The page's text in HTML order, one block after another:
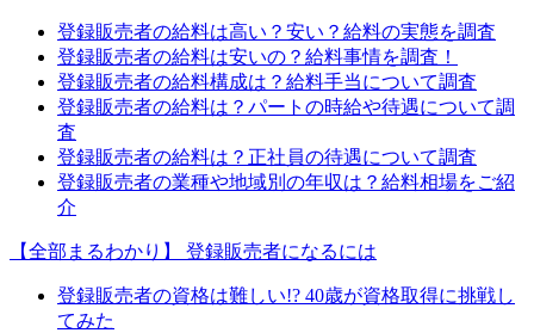
登録販売者の給料は高い？安い？給料の実態を調査
登録販売者の給料は安いの？給料事情を調査！
登録販売者の給料構成は？給料手当について調査
登録販売者の給料は？パートの時給や待遇について調
査
登録販売者の給料は？正社員の待遇について調査
登録販売者の業種や地域別の年収は？給料相場をご紹
介
【全部まるわかり】 登録販売者になるには
登録販売者の資格は難しい!? 40歳が資格取得に挑戦し
てみた